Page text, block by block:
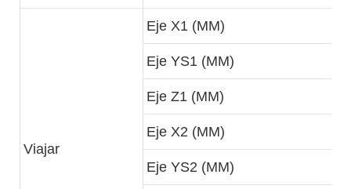
Viajar
Eje X1 (MM)
Eje YS1 (MM)
Eje Z1 (MM)
Eje X2 (MM)
Eje YS2 (MM)